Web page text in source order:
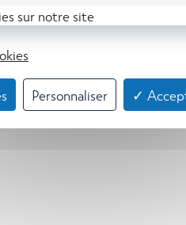
d’un départ de feu à
choix)
sur notre site
Personnaliser ✓